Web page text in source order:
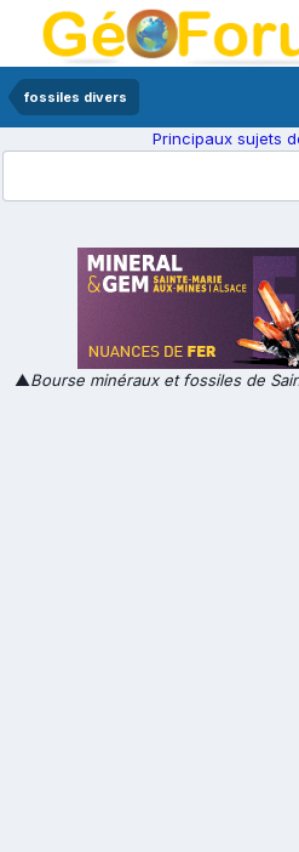
fossiles divers
Principaux sujets
▲Bourse minéraux et fossiles de